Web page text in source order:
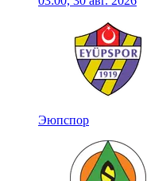
Эюпспор